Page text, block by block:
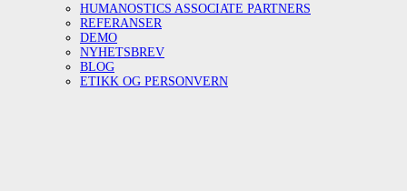
HUMANOSTICS ASSOCIATE PARTNERS
REFERANSER
DEMO
NYHETSBREV
BLOG
ETIKK OG PERSONVERN